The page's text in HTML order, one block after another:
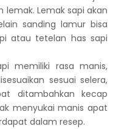
lemak. Lemak sapi akan
sanding lamur bisa
atau tetelan has sapi
memiliki rasa manis,
sesuai selera,
ditambahkan kecap
menyukai manis apat
dalam resep.